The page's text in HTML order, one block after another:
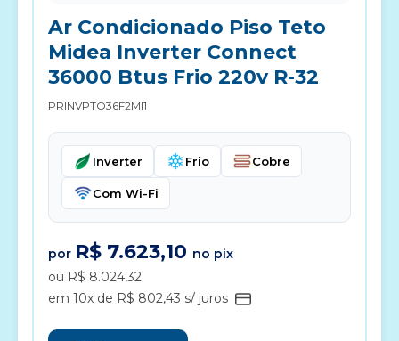
Ar Condicionado Piso Teto
Midea Inverter Connect
36000 Btus Frio 220v R-32
PRINVPTO36F2MI1
Inverter Frio Cobre
Com Wi-Fi
por R$ 7.623,10 no pix
ou R$ 8.024,32
em 10x de R$ 802,43 s/ juros